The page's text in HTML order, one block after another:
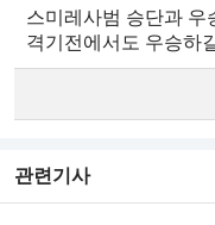
스미레사범 승단과 우
격기전에서도 우승하
관련기사